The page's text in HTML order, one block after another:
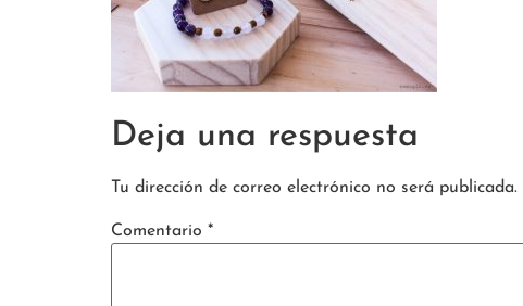
Deja una respuesta
Tu dirección de correo electrónico no será publicada.
Comentario *